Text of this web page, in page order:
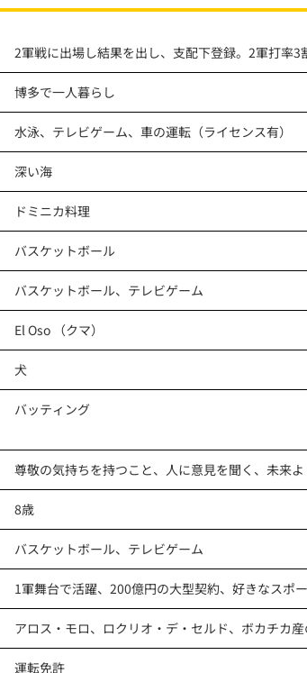
2軍戦に出場し結果を出し、支配下登録。2軍打率3
博多で一人暮らし
水泳、テレビゲーム、車の運転（ライセンス有）
深い海
ドミニカ料理
バスケットボール
バスケットボール、テレビゲーム
El Oso （クマ）
犬
バッティング
尊敬の気持ちを持つこと、人に意見を聞く、未来
8歳
バスケットボール、テレビゲーム
1軍舞台で活躍、200億円の大型契約、好きなスポ
アロス・モロ、ロクリオ・デ・セルド、ボカチカ
運転免許